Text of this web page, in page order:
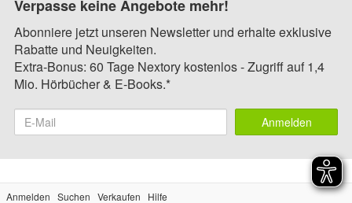
Verpasse keine Angebote mehr!
Abonniere jetzt unseren Newsletter und erhalte exklusive
Rabatte und Neuigkeiten.
Extra-Bonus: 60 Tage Nextory kostenlos - Zugriff auf 1,4
Mio. Hörbücher & E-Books.*
Anmelden
Anmelden Suchen Verkaufen
Hilfe